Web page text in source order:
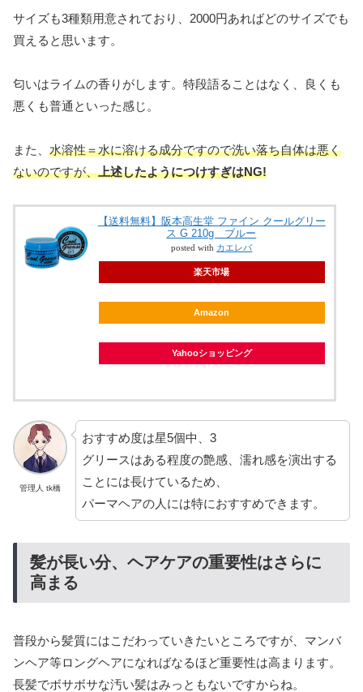
サイズも3種類用意されており、2000円あればどのサイズでも
買えると思います。
匂いはライムの香りがします。特段語ることはなく、良くも
悪くも普通といった感じ。
また、 水溶性＝水に溶ける成分ですので洗い落ち自体は悪く
ないのですが、上述したようにつけすぎはNG!
【送料無料】阪本高生堂 ファイン クールグリー
ス G 210g ブルー
posted with カエレバ
楽天市場
Amazon
Yahooショッピング
管理人 tk橋
おすすめ度は星5個中、3
グリースはある程度の艶感、濡れ感を演出する
ことには長けているため、
パーマヘアの人には特におすすめできます。
髪が長い分、ヘアケアの重要性はさらに
高まる
普段から髪質にはこだわっていきたいところですが、マンバ
ンヘア等ロングヘアになればなるほど重要性は高まります。
長髪でボサボサな汚い髪はみっともないですからね。